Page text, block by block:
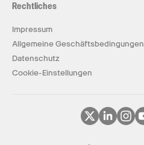
Rechtliches
Impressum
Allgemeine Geschäftsbedingungen
Datenschutz
Cookie-Einstellungen